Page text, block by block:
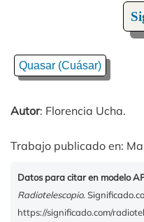
Quasar (Cuásar)
Autor: Florencia Ucha.
Trabajo publicado en:
Datos para citar en modelo
Radiotelescopio.
https://significado.com/